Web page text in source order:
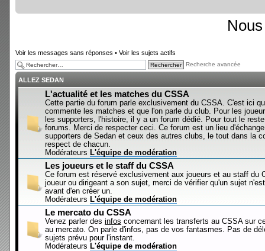
Voir les messages sans réponses • Voir les sujets actifs
Recherche avancée
ALLEZ SEDAN
L'actualité et les matches du CSSA
Cette partie du forum parle exclusivement du CSSA. C'est ici
commente les matches et que l'on parle du club. Pour les
les supporters, l'histoire, il y a un forum dédié. Pour tout le
forums. Merci de respecter ceci. Ce forum est un lieu
supporters de Sedan et ceux des autres clubs, le tout dans la
respect de chacun.
Modérateurs L'équipe de modération
Les joueurs et le staff du CSSA
Ce forum est réservé exclusivement aux joueurs et au staff du
joueur ou dirigeant a son sujet, merci de vérifier qu'un sujet
avant d'en créer un.
Modérateurs L'équipe de modération
Le mercato du CSSA
Venez parler des infos concernant les transferts au CSSA sur
au mercato. On parle d'infos, pas de vos fantasmes. Pas de
sujets prévu pour l'instant.
Modérateurs L'équipe de modération